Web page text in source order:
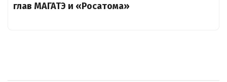
глав МАГАТЭ и «Росатома»